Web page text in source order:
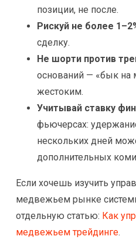
позиции, не после.
Рискуй не более
сделку.
Не шорти против
оснований — «бык на
жестоким.
Учитывай ставку
фьючерсах:
нескольких дней
дополнительных
Если хочешь изучить
медвежьем рынке
отдельную статью: Как
медвежьем трейдинге.